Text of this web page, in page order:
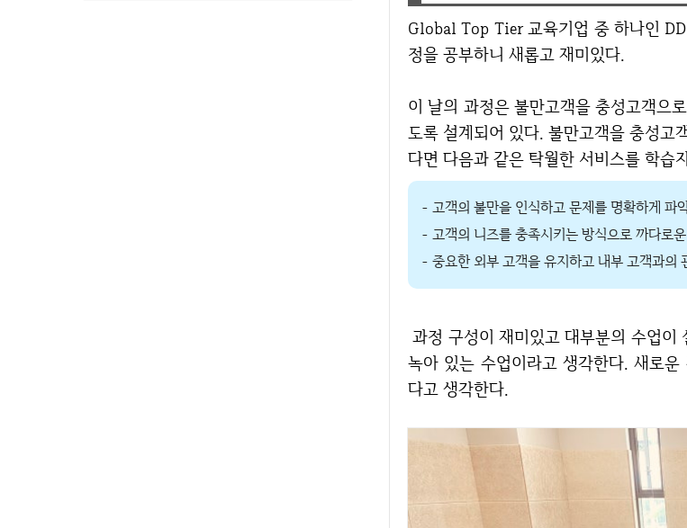
Global Top Tier 교육기업 중 하나인 DDI로부터 신규 과정 Delivery를 의뢰받았다. 오래간만에 DDI 과
정을 공부하니 새롭고 재미있다.
이 날의 과정은 불만고객을 충성고객으로 바꾸는 방법을 이해하고 가상사례 학습 후 실전연습을 진행하
도록 설계되어 있다. 불만고객을 충성
다면 다음과 같은 탁월한 서비스를 학습
- 고객의 불만을 인식하고 문제를 명확하게 파
- 고객의 니즈를 충족시키는 방식으로 까다로
- 중요한 외부 고객을 유지하고 내부 고객과의
과정 구성이 재미있고 대부분의 수업이 실습으로 이어지는 과정이라 학습자의 몰입도도 높고 진지함이
녹아 있는 수업이라고 생각한다. 새로
다고 생각한다.